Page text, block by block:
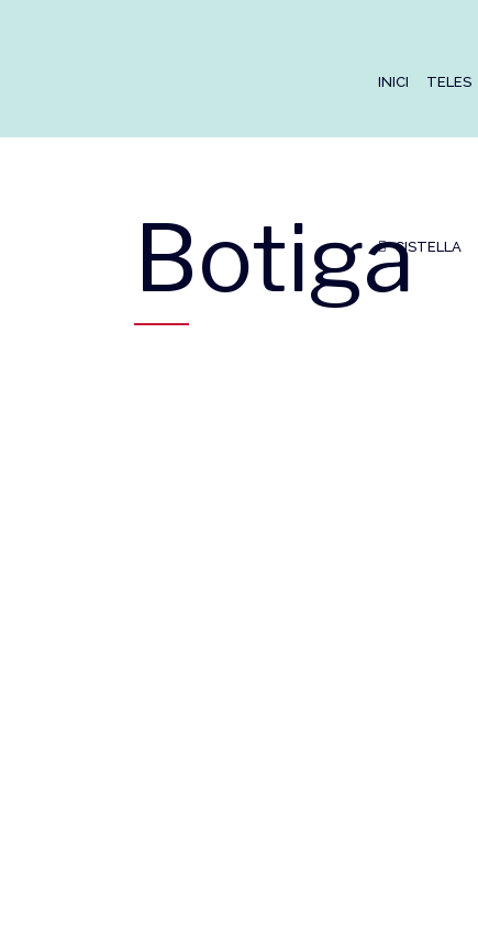
INICI TELES
CISTELLA
Botiga